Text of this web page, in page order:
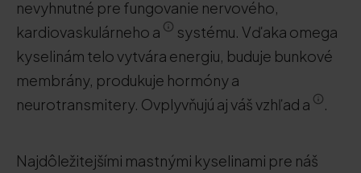
nevyhnutné pre fungovanie nervového,
kardiovaskulárneho a
systému. Vďaka omega
kyselinám telo vytvára energiu, buduje bunkové
membrány, produkuje hormóny a
neurotransmitery. Ovplyvňujú aj váš vzhľad a
.
Najdôležitejšími mastnými kyselinami pre náš